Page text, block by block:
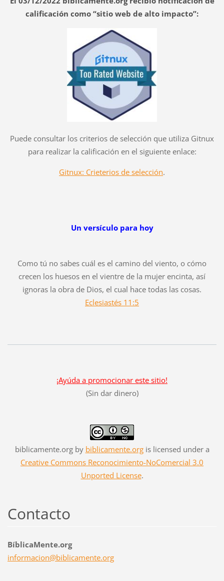
calificación como “sitio web de alto impacto”:
Puede consultar los criterios de selección que utiliza Gitnux
para realizar la calificación en el siguiente enlace:
Gitnux: Crieterios de selección.
Un versículo para hoy
Como tú no sabes cuál es el camino del viento, o cómo
crecen los huesos en el vientre de la mujer encinta, así
ignoras la obra de Dios, el cual hace todas las cosas.
Eclesiastés 11:5
¡Ayúda a promocionar este sitio!
(Sin dar dinero)
biblicamente.orgby biblicamente.orgis licensed under a
Creative Commons Reconocimiento-NoComercial 3.0
Unported License.
Contacto
BíblicaMente.org
informacion@biblicamente.org